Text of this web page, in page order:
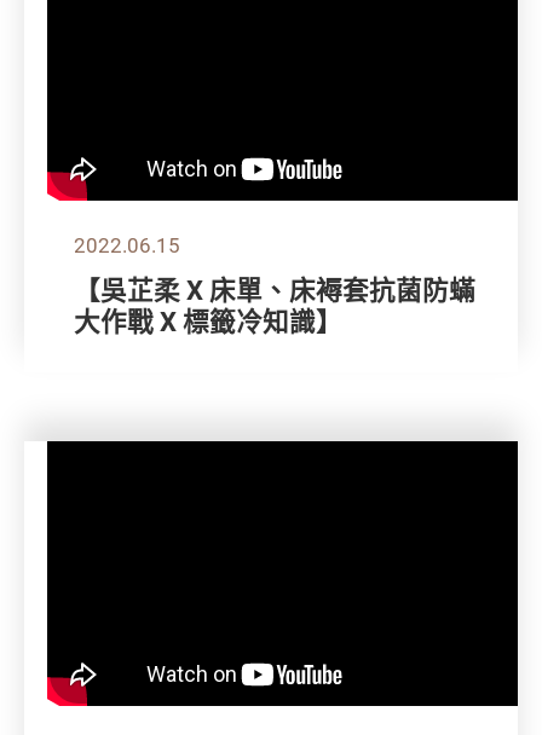
2022.06.15
【吳芷柔 X 床單、床褥套抗菌防蟎
大作戰 X 標籤冷知識】